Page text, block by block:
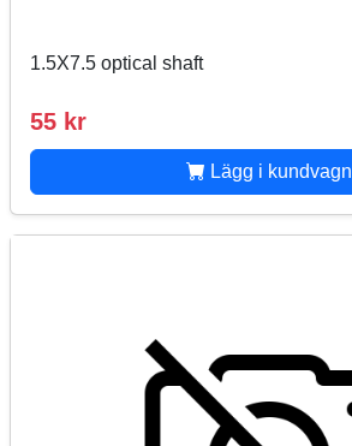
1.5X7.5 optical shaft
55 kr
Lägg i kundvagn